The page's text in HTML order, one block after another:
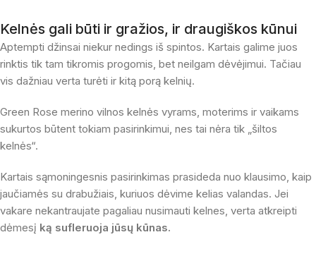
Kelnės gali būti ir gražios, ir draugiškos kūnui
Aptempti džinsai niekur nedings iš spintos. Kartais galime juos
rinktis tik tam tikromis progomis, bet neilgam dėvėjimui. Tačiau
vis dažniau verta turėti ir kitą porą kelnių.
Green Rose merino vilnos kelnės vyrams, moterims ir vaikams
sukurtos būtent tokiam pasirinkimui, nes tai nėra tik „šiltos
kelnės“.
Kartais sąmoningesnis pasirinkimas prasideda nuo klausimo, kaip
jaučiamės su drabužiais, kuriuos dėvime kelias valandas. Jei
vakare nekantraujate pagaliau nusimauti kelnes, verta atkreipti
dėmesį ką sufleruoja jūsų kūnas.